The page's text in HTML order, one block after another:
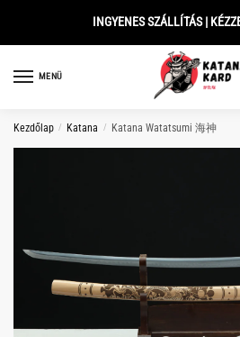
INGYENES SZÁLLÍTÁS |
MENÜ
Kezdőlap / Katana / Katana Watatsumi 海神